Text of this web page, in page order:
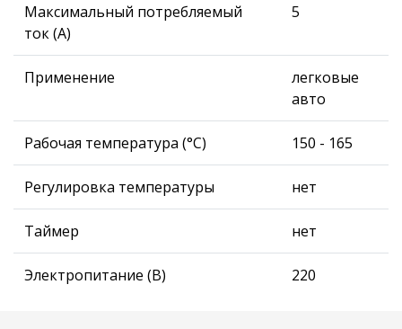
Максимальный потребляемый
ток (А)
5
Применение
легковые
авто
Рабочая температура (°С) 150 - 165
Регулировка температуры нет
Таймер нет
Электропитание (В) 220